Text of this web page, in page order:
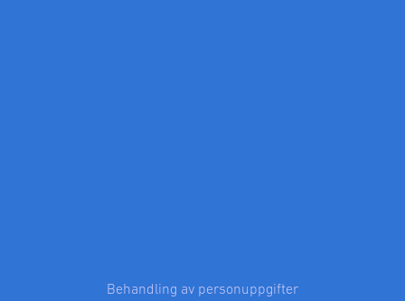
Behandling av personuppgifter